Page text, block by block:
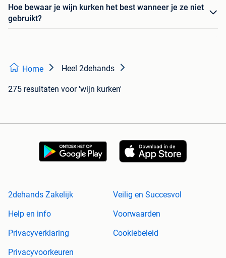
Hoe bewaar je wijn kurken het best wanneer je ze niet
gebruikt?
Home Heel 2dehands
275 resultaten voor 'wijn kurken'
2dehands Zakelijk
Veilig en Succesvol
Help en info
Voorwaarden
Privacyverklaring
Cookiebeleid
Privacyvoorkeuren